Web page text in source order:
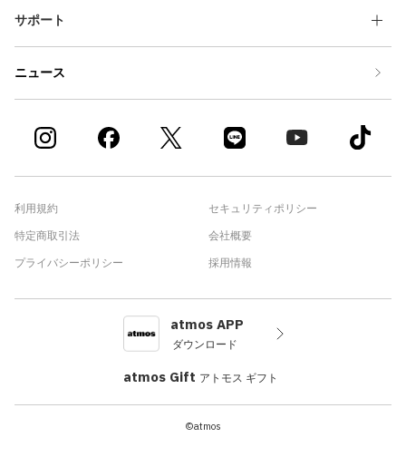
サポート
ニュース
利用規約
特定商取引法
プライバシーポリシー
セキュリティポリシー
会社概要
採用情報
atmos APP
ダウンロード
atmos Gift アトモス ギフト
©atmos